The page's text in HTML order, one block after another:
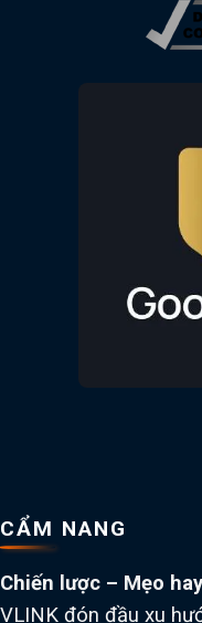
CẨM NANG
Chiến lược – Mẹo
VLINK đón đầu xu